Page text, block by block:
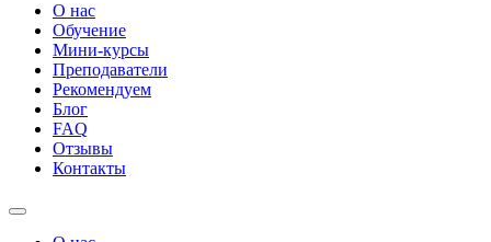
О нас
Обучение
Мини-курсы
Преподаватели
Рекомендуем
Блог
FAQ
Отзывы
Контакты